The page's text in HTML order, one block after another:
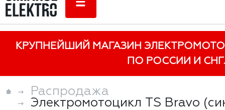
КРУПНЕЙШИЙ МАГАЗИН
ПО РОССИИ И СНГ.
Распродажа
Электромотоцикл TS Bravo